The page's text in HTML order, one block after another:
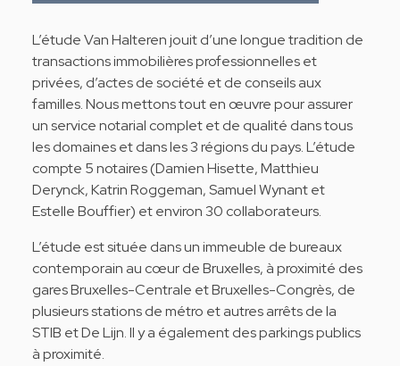
L’étude Van Halteren jouit d’une longue tradition de
transactions immobilières professionnelles et
privées, d’actes de société et de conseils aux
familles. Nous mettons tout en œuvre pour assurer
un service notarial complet et de qualité dans tous
les domaines et dans les 3 régions du pays. L’étude
compte 5 notaires (Damien Hisette, Matthieu
Derynck, Katrin Roggeman, Samuel Wynant et
Estelle Bouffier) et environ 30 collaborateurs.
L’étude est située dans un immeuble de bureaux
contemporain au cœur de Bruxelles, à proximité des
gares Bruxelles-Centrale et Bruxelles-Congrès, de
plusieurs stations de métro et autres arrêts de la
STIB et De Lijn. Il y a également des parkings publics
à proximité.